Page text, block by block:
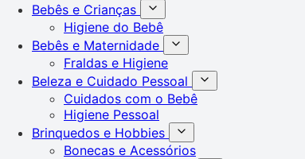
Bebês e Crianças
Higiene do Bebê
Bebês e Maternidade
Fraldas e Higiene
Beleza e Cuidado Pessoal
Cuidados com o Bebê
Higiene Pessoal
Brinquedos e Hobbies
Bonecas e Acessórios